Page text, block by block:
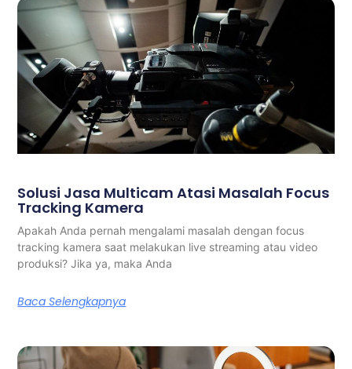
Solusi Jasa Multicam Atasi Masalah Focus
Tracking Kamera
Apakah Anda pernah mengalami masalah dengan focus
tracking kamera saat melakukan live streaming atau video
produksi? Jika ya, maka Anda
Baca Selengkapnya